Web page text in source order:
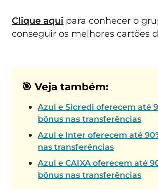
Clique aqui para conhecer o
conseguir os melhores cartões
🎯 Veja também:
Azul e Sicredi oferecem até
bônus nas transferências
Azul e Inter oferecem até
nas transferências
Azul e CAIXA oferecem até
bônus nas transferências